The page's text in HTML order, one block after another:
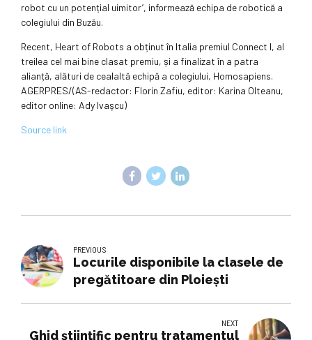
robot cu un potențial uimitor’, informează echipa de robotică a
colegiului din Buzău.
Recent, Heart of Robots a obținut în Italia premiul Connect I, al
treilea cel mai bine clasat premiu, și a finalizat în a patra
alianță, alături de cealaltă echipă a colegiului, Homosapiens.
AGERPRES/(AS-redactor: Florin Zafiu, editor: Karina Olteanu,
editor online: Ady Ivaşcu)
Source link
PREVIOUS
Locurile disponibile la clasele de
pregătitoare din Ploiești
NEXT
Ghid ştiinţific pentru tratamentul